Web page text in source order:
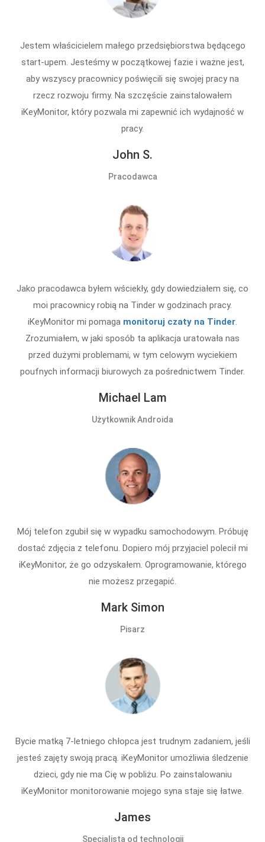
Jestem właścicielem małego przedsiębiorstwa będącego
start-upem. Jesteśmy w początkowej fazie i ważne jest,
aby wszyscy pracownicy poświęcili się swojej pracy na
rzecz rozwoju firmy. Na szczęście zainstalowałem
iKeyMonitor, który pozwala mi zapewnić ich wydajność w
pracy.
John S.
Pracodawca
Jako pracodawca byłem wściekły, gdy dowiedziałem się, co
moi pracownicy robią na Tinder w godzinach pracy.
iKeyMonitor mi pomaga monitoruj czaty na Tinder.
Zrozumiałem, w jaki sposób ta aplikacja uratowała nas
przed dużymi problemami, w tym celowym wyciekiem
poufnych informacji biurowych za pośrednictwem Tinder.
Michael Lam
Użytkownik Androida
Mój telefon zgubił się w wypadku samochodowym. Próbuję
dostać zdjęcia z telefonu. Dopiero mój przyjaciel polecił mi
iKeyMonitor, że go odzyskałem. Oprogramowanie, którego
nie możesz przegapić.
Mark Simon
Pisarz
Bycie matką 7-letniego chłopca jest trudnym zadaniem, jeśli
jesteś zajęty swoją pracą. iKeyMonitor umożliwia śledzenie
dzieci, gdy nie ma Cię w pobliżu. Po zainstalowaniu
iKeyMonitor monitorowanie mojego syna staje się łatwe.
James
Specjalista od technologii